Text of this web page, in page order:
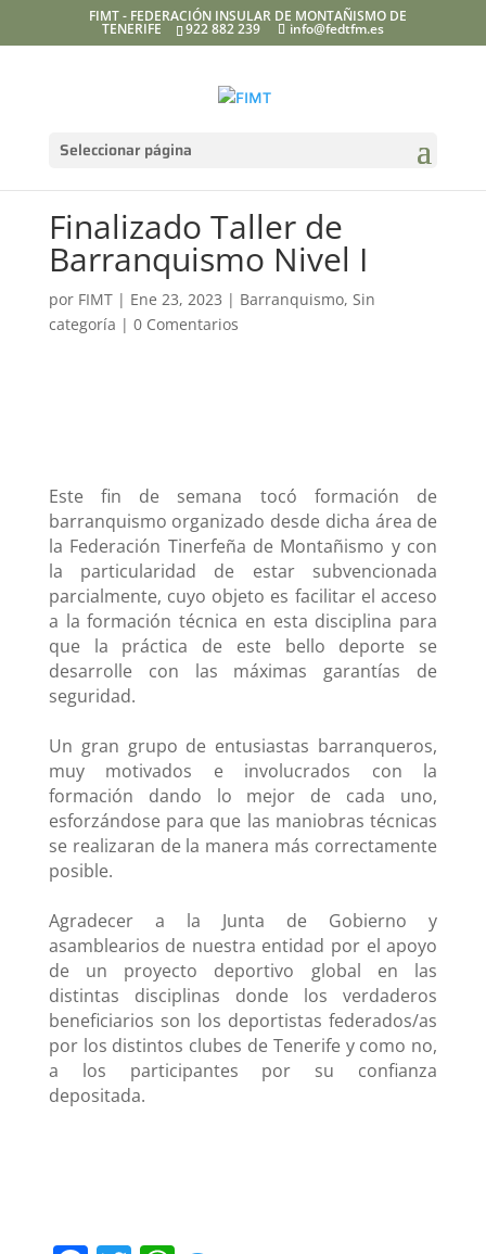
FIMT - FEDERACIÓN INSULAR DE MONTAÑISMO DE
TENERIFE 922 882 239 info@fedtfm.es
Seleccionar página
Finalizado Taller de
Barranquismo Nivel I
por FIMT| Ene 23, 2023 | Barranquismo, Sin
categoría | 0 Comentarios
Este fin de semana tocó formación de
barranquismo organizado desde dicha área de
la Federación Tinerfeña de Montañismo y con
la particularidad de estar subvencionada
parcialmente, cuyo objeto es facilitar el acceso
a la formación técnica en esta disciplina para
que la práctica de este bello deporte se
desarrolle con las máximas garantías de
seguridad.
Un gran grupo de entusiastas barranqueros,
muy motivados e involucrados con la
formación dando lo mejor de cada uno,
esforzándose para que las maniobras técnicas
se realizaran de la manera más correctamente
posible.
Agradecer a la Junta de Gobierno y
asamblearios de nuestra entidad por el apoyo
de un proyecto deportivo global en las
distintas disciplinas donde los verdaderos
beneficiarios son los deportistas federados/as
por los distintos clubes de Tenerife y como no,
a los participantes por su confianza
depositada.